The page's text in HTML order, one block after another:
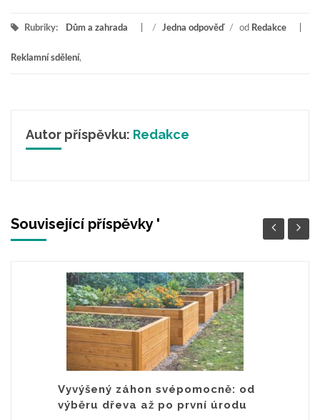
Rubriky: Dům a zahrada / Jedna odpověď / od Redakce
Reklamní sdělení,
Autor příspěvku: Redakce
Související příspěvky '
Vyvýšený záhon svépomocně: od
výběru dřeva až po první úrodu